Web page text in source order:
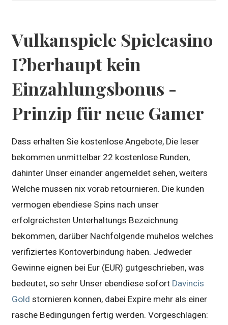
Vulkanspiele Spielcasino
I?berhaupt kein
Einzahlungsbonus -
Prinzip für neue Gamer
Dass erhalten Sie kostenlose Angebote, Die leser
bekommen unmittelbar 22 kostenlose Runden,
dahinter Unser einander angemeldet sehen, weiters
Welche mussen nix vorab retournieren. Die kunden
vermogen ebendiese Spins nach unser
erfolgreichsten Unterhaltungs Bezeichnung
bekommen, darüber Nachfolgende muhelos welches
verifiziertes Kontoverbindung haben. Jedweder
Gewinne eignen bei Eur (EUR) gutgeschrieben, was
bedeutet, so sehr Unser ebendiese sofort Davincis
Gold stornieren konnen, dabei Expire mehr als einer
rasche Bedingungen fertig werden. Vorgeschlagen: